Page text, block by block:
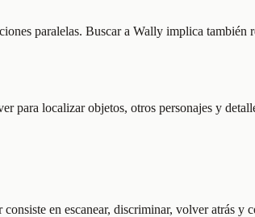
paralelas. Buscar a Wally implica
localizar objetos, otros personajes y
en escanear, discriminar, volver atrás y